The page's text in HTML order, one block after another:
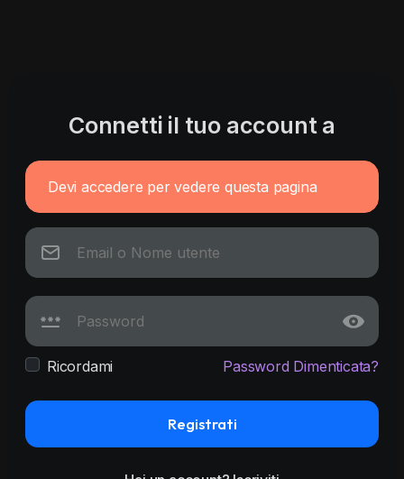
Connetti il tuo account a
Devi accedere per vedere questa pagina
Ricordami Password Dimenticata?
Registrati